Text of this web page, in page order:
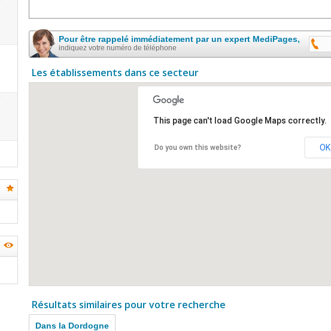
Pour être rappelé immédiatement par un expert MediPages,
indiquez votre numéro de téléphone
Les établissements dans ce secteur
This page can't load Google Maps correctly.
Do you own this website? OK
Résultats similaires pour votre recherche
Dans la Dordogne